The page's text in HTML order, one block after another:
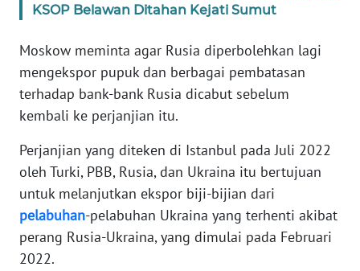
KSOP Belawan Ditahan Kejati Sumut
Moskow meminta agar Rusia diperbolehkan lagi
mengekspor pupuk dan berbagai pembatasan
terhadap bank-bank Rusia dicabut sebelum
kembali ke perjanjian itu.
Perjanjian yang diteken di Istanbul pada Juli 2022
oleh Turki, PBB, Rusia, dan Ukraina itu bertujuan
untuk melanjutkan ekspor biji-bijian dari
pelabuhan-pelabuhan Ukraina yang terhenti akibat
perang Rusia-Ukraina, yang dimulai pada Februari
2022.
WN
WN
KEPRI
PAPUA
WN
PAPUA